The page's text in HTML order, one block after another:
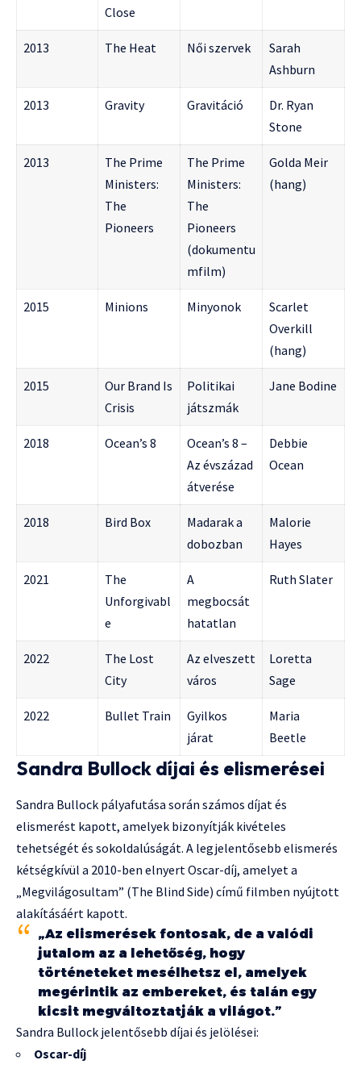
Close
2013 The Heat Női szervek
Sarah
Ashburn
2013 Gravity Gravitáció
Dr. Ryan
Stone
2013
The Prime
Ministers:
The
Pioneers
The Prime
Ministers:
The
Pioneers
(dokumentu
mfilm)
Golda Meir
(hang)
2015 Minions Minyonok
Scarlet
Overkill
(hang)
2015
Our Brand Is
Crisis
Politikai
játszmák
Jane Bodine
2018 Ocean’s 8
Ocean’s 8 –
Az évszázad
átverése
Debbie
Ocean
2018 Bird Box
Madarak a
dobozban
Malorie
Hayes
2021
The
Unforgivabl
e
A
megbocsát
hatatlan
Ruth Slater
2022
The Lost
City
Az elveszett
város
Loretta
Sage
2022 Bullet Train
Gyilkos
járat
Maria
Beetle
Sandra Bullock díjai és elismerései
Sandra Bullock pályafutása során számos díjat és
elismerést kapott, amelyek bizonyítják kivételes
tehetségét és sokoldalúságát. A legjelentősebb elismerés
kétségkívül a 2010-ben elnyert Oscar-díj, amelyet a
„Megvilágosultam” (The Blind Side) című filmben nyújtott
alakításáért kapott.
„Az elismerések fontosak, de a valódi
jutalom az a lehetőség, hogy
történeteket mesélhetsz el, amelyek
megérintik az embereket, és talán egy
kicsit megváltoztatják a világot.”
Sandra Bullock jelentősebb díjai és jelölései:
Oscar-díj